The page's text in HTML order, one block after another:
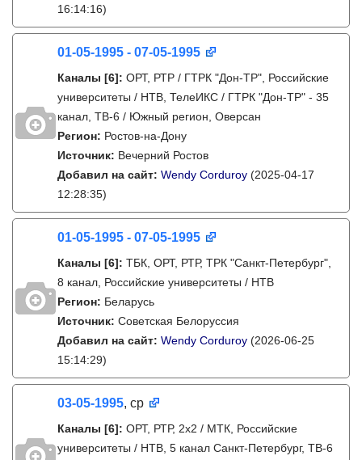
16:14:16)
01-05-1995 - 07-05-1995
Каналы [6]: ОРТ, РТР / ГТРК "Дон-ТР", Российские
университеты / НТВ, ТелеИКС / ГТРК "Дон-ТР" - 35
канал, ТВ-6 / Южный регион, Оверсан
Регион: Ростов-на-Дону
Источник: Вечерний Ростов
Добавил на сайт: Wendy Corduroy (2025-04-17
12:28:35)
01-05-1995 - 07-05-1995
Каналы [6]: ТБК, ОРТ, РТР, ТРК "Санкт-Петербург",
8 канал, Российские университеты / НТВ
Регион: Беларусь
Источник: Советская Белоруссия
Добавил на сайт: Wendy Corduroy (2026-06-25
15:14:29)
03-05-1995, ср
Каналы [6]: ОРТ, РТР, 2х2 / МТК, Российские
университеты / НТВ, 5 канал Санкт-Петербург, ТВ-6